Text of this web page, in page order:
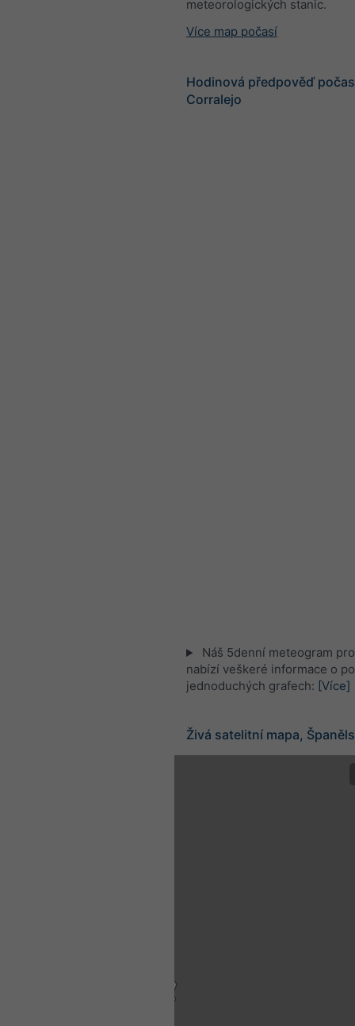
meteorologických stanic.
Více map počasí
Hodinová předpověď
Corralejo
Náš 5denní meteogram
nabízí veškeré informace o
jednoduchých grafech: [Více]
Živá satelitní mapa,